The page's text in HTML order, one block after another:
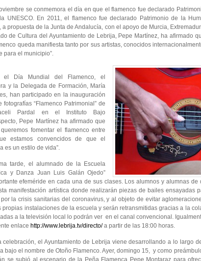
se conmemora el día en que el flamenco fue declarado
UNESCO. En 2011, el flamenco fue declarado Patrimonio de la
a propuesta de la Junta de Andalucía, con el apoyo de Murcia,
de Cultura del Ayuntamiento de Lebrija, Pepe Martínez, ha afirmado
queda manifiesta tanto por sus artistas, conocidos
para el municipio”.
el Día Mundial del Flamenco, el
y la Delegada de Formación, María
han participado en la inauguración
“Flamenco Patrimonial” de
Pardal en el Instituto Bajo
Pepe Martínez ha afirmado que
fomentar el flamenco entre
estamos convencidos de que el
es un estilo de vida”.
tarde, el alumnado de la Escuela
y Danza Juan Luis Galán Ojedo”
efeméride en cada una de sus clases. Los alumnos y alumnas de
manifestación artística donde realizarán piezas de bailes ensayadas
la crisis sanitarias del coronavirus, y al objeto de evitar
propias instalaciones de la escuela y serán retransmitidas gracias a la
a la televisión local lo podrán ver en el canal convencional.
enlace http://www.lebrija.tv/directo/a partir de las 18:00 horas.
celebración, el Ayuntamiento de Lebrija viene desarrollando a lo largo
bajo el nombre de Otoño Flamenco. Ayer, domingo 15, y como
se subió al escenario de la Peña Flamenca Pepe Montaraz para